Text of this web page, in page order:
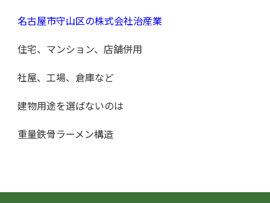
名古屋市守山区の株式会社治産業
住宅、マンション、店舗併用
社屋、工場、倉庫など
建物用途を選ばないのは
重量鉄骨ラーメン構造